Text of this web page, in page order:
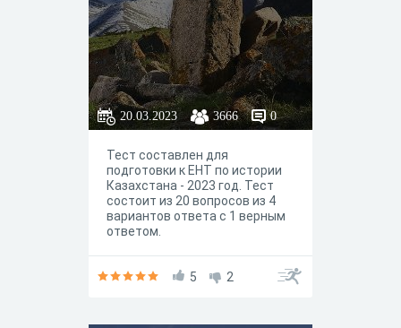
20.03.2023 3666 0
Тест составлен для
подготовки к ЕНТ по истории
Казахстана - 2023 год. Тест
состоит из 20 вопросов из 4
вариантов ответа с 1 верным
ответом.
5 2